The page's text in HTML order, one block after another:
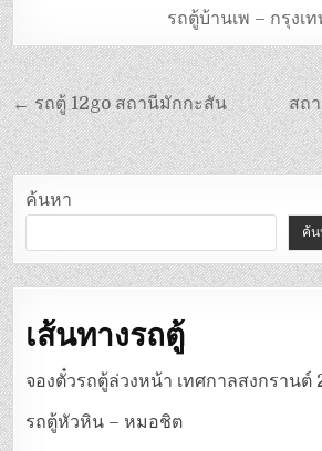
รถตู้บ้านเพ – กรุงเท
แนะแนว
เรื่อง
สถ
← รถตู้ 12go สถานีมักกะสัน
ค้นหา
ค้น
เส้นทางรถตู้
จองตั๋วรถตู้ล่วงหน้า เทศกาลสงกรานต์
รถตู้หัวหิน – หมอชิต